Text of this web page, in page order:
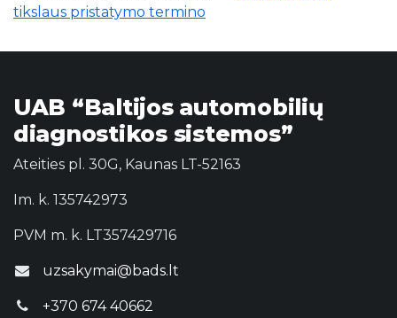
tikslaus pristatymo termino
UAB “Baltijos automobilių
diagnostikos sistemos”
Ateities pl. 30G, Kaunas LT-52163
Im. k. 135742973
PVM m. k. LT357429716
uzsakymai@bads.lt
+370 674 40662